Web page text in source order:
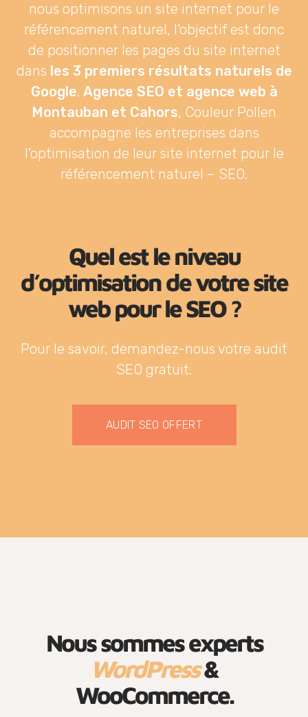
nous optimisons un site internet pour le
référencement naturel, l’objectif est donc
de positionner les pages du site internet
dans les 3 premiers résultats naturels de
Google. Agence SEO et agence web à
Montauban et Cahors, Couleur Pollen
accompagne les entreprises dans
l’optimisation de leur site internet pour le
référencement naturel – SEO.
Quel est le niveau
d’optimisation de votre site
web pour le SEO ?
Pour le savoir, demandez-nous votre audit
SEO gratuit.
AUDIT SEO OFFERT
Nous sommes experts
WordPress&
WooCommerce.